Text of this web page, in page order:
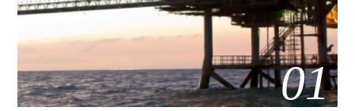
01